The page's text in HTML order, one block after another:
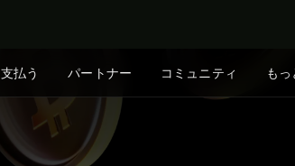
支払う パートナー コミュニティ もっ